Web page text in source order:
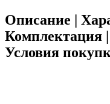
Описание |
Комплектация |
Условия